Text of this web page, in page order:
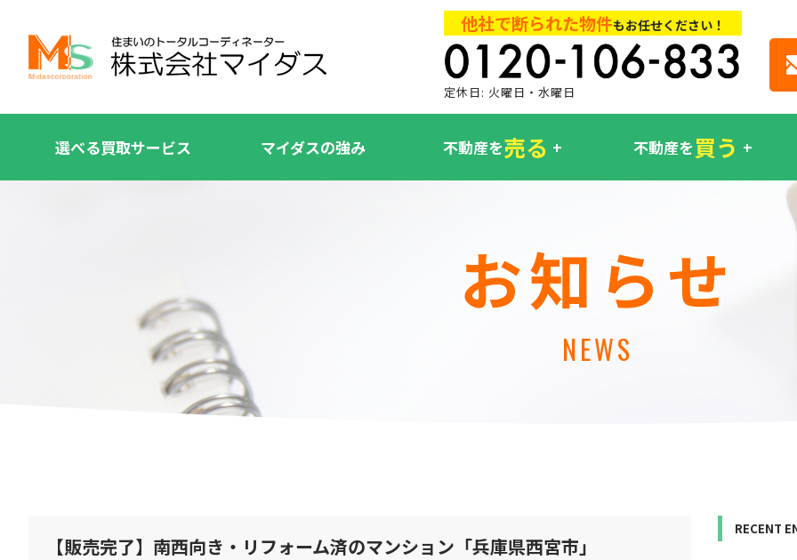
他社で断られた物件もお任せください！
定休日: 火曜日・水曜日
選べる買取サービス マイダスの強み 不動産を売る 不動産を買う
お知らせ
NEWS
【販売完了】南西向き・リフォーム済のマンション「兵庫県西宮市」
RECENT